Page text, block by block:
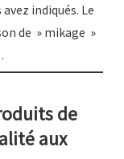
indiqués. Le
de » mikage »
de
aux